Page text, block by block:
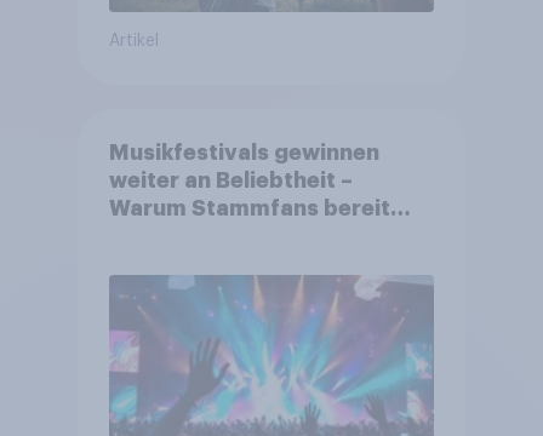
Artikel
Musikfestivals gewinnen
weiter an Beliebtheit –
Warum Stammfans bereit